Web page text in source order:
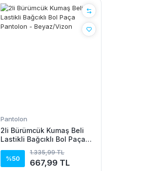
Pantolon
2li Bürümcük Kumaş Beli
Lastikli Bağcıklı Bol Paça
%50
1.335,99 TL
667,99 TL